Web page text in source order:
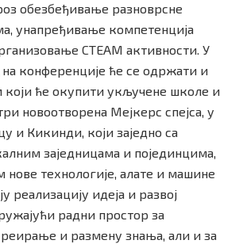
обезбеђивање разноврсне
унапређивање компетенција
СТЕАМ активности. У
конференције ће се одржати и
ће окупити укључене школе и
новоотворена Мејкерс спејса, у
и Кикинди, који заједно са
заједницама и појединцима,
нове технологије, алате и машине
реализацију идеја и развој
радни простор за
и размену знања, али и за